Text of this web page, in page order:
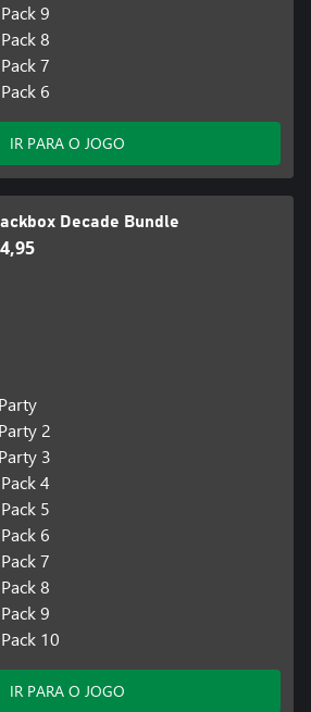
9
8
7
6
IR PARA O JOGO
Decade Bundle
2
3
4
5
6
7
8
9
10
IR PARA O JOGO